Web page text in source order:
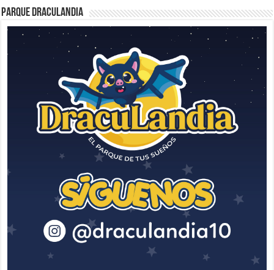
Parque Draculandia